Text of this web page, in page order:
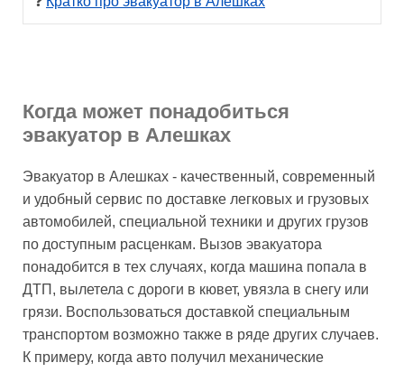
Когда может понадобиться
эвакуатор в Алешках
Эвакуатор в Алешках - качественный, современный
и удобный сервис по доставке легковых и грузовых
автомобилей, специальной техники и других грузов
по доступным расценкам. Вызов эвакуатора
понадобится в тех случаях, когда машина попала в
ДТП, вылетела с дороги в кювет, увязла в снегу или
грязи. Воспользоваться доставкой специальным
транспортом возможно также в ряде других случаев.
К примеру, когда авто получил механические